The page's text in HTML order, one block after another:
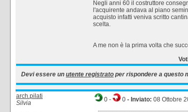
Negli anni 60 il costruttore
l'acquirente andava al piano
acquisto infatti veniva scritto
scelta.
A me non è la prima volta che
Devi essere un utente registrato per rispondere a questo
arch.pilati
Silvia
0 - 0 - Inviato: 08 Ottobre